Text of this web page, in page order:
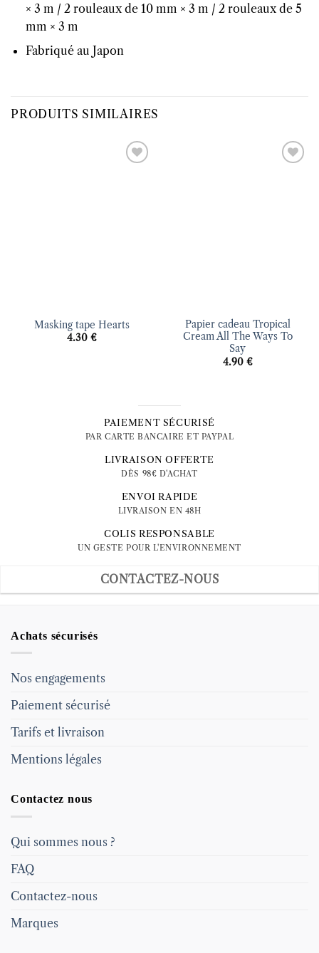
× 3 m / 2 rouleaux de 10 mm × 3 m / 2 rouleaux de 5
mm × 3 m
Fabriqué au Japon
PRODUITS SIMILAIRES
Masking tape Hearts
4.30 €
Papier cadeau Tropical
Cream All The Ways To
Say
4.90 €
PAIEMENT SÉCURISÉ
PAR CARTE BANCAIRE ET PAYPAL
LIVRAISON OFFERTE
DÈS 98€ D'ACHAT
ENVOI RAPIDE
LIVRAISON EN 48H
COLIS RESPONSABLE
UN GESTE POUR L'ENVIRONNEMENT
CONTACTEZ-NOUS
Achats sécurisés
Nos engagements
Paiement sécurisé
Tarifs et livraison
Mentions légales
Contactez nous
Qui sommes nous ?
FAQ
Contactez-nous
Marques